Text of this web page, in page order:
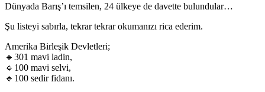
Dünyada Barış’ı temsilen, 24 ülkeye de davette bulundular…
Şu listeyi sabırla, tekrar tekrar okumanızı rica ederim.
Amerika Birleşik Devletleri;
🔹301 mavi ladin,
🔹100 mavi selvi,
🔹100 sedir fidanı.